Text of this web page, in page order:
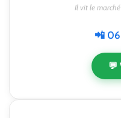
Il vit le
📲
💬